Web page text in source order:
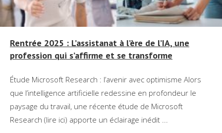
Rentrée 2025 : L’assistanat à l’ère de l’IA, une
profession qui s’affirme et se transforme
Étude Microsoft Research : l’avenir avec optimisme Alors
que l’intelligence artificielle redessine en profondeur le
paysage du travail, une récente étude de Microsoft
Research (lire ici) apporte un éclairage inédit ...